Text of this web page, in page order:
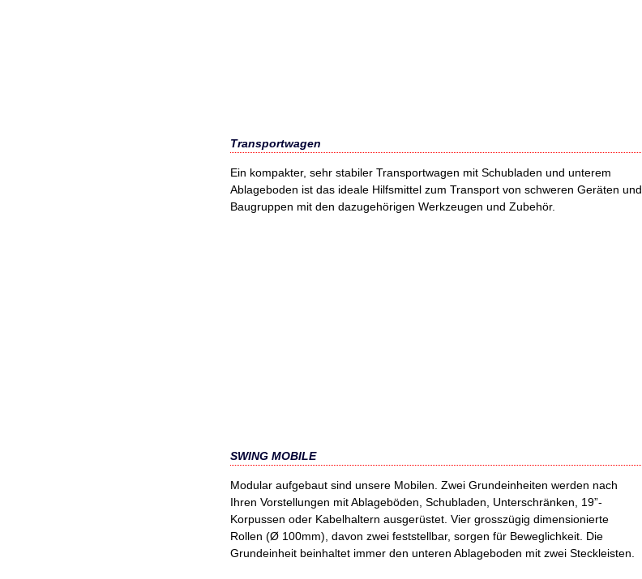
Transportwagen
Ein kompakter, sehr stabiler Transportwagen mit Schubladen und unterem
Ablageboden ist das ideale Hilfsmittel zum Transport von schweren Geräten und
Baugruppen mit den dazugehörigen Werkzeugen und Zubehör.
SWING MOBILE
Modular aufgebaut sind unsere Mobilen. Zwei Grundeinheiten werden nach
Ihren Vorstellungen mit Ablageböden, Schubladen, Unterschränken, 19”-
Korpussen oder Kabelhaltern ausgerüstet. Vier grosszügig dimensionierte
Rollen (Ø 100mm), davon zwei feststellbar, sorgen für Beweglichkeit. Die
Grundeinheit beinhaltet immer den unteren Ablageboden mit zwei Steckleisten.